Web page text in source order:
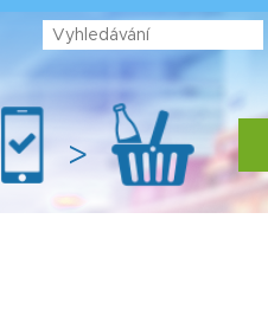
>